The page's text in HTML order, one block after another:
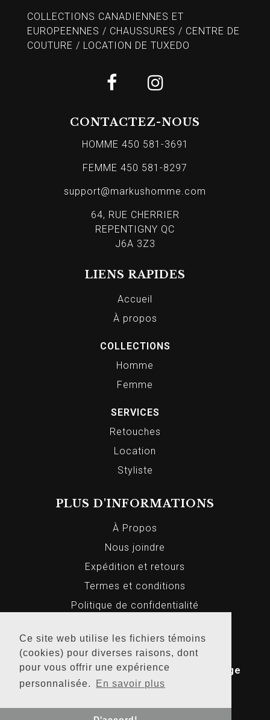
Ce site web utilise les fichiers témoins
(cookies) pour diverses raisons, dont
pour vous offrir une expérience
personnalisée.
En savoir plus
COLLECTIONS CANADIENNES ET
EUROPEENNES / CHAUSSURES / CENTRE DE
COUTURE / LOCATION DE TUXEDO
CONTACTEZ-NOUS
HOMME 450 581-3691
FEMME 450 581-8297
support@markushomme.com
64, RUE CHERRIER
REPENTIGNY QC
J6A 3Z3
LIENS RAPIDES
Accueil
À propos
COLLECTIONS
Homme
Femme
SERVICES
Retouches
Location
Styliste
PLUS D'INFORMATIONS
À Propos
Nous joindre
Expédition et retours
Termes et conditions
Politique de confidentialité
© 2026 Markus Homme et Femme, Tous
droits réservés. Conception Web par
Bridge
Media.